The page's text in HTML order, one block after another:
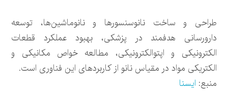
طراحی و ساخت نانوسنسورها و نانوماشین‌ها، توسعه
دارورسانی هدفمند در پزشکی، بهبود عملکرد قطعات
الکترونیکی و اپتوالکترونیکی، مطالعه خواص مکانیکی و
الکتریکی مواد در مقیاس نانو از کاربردهای این فناوری است.
منبع: ایسنا